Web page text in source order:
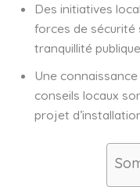
Des initiatives
forces de sécurité
tranquillité
Une
conseils locaux
projet